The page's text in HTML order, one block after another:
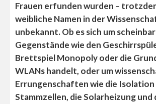
Frauen erfunden wurden –
weibliche Namen in der
unbekannt. Ob es sich um
Gegenstände wie den
Brettspiel Monopoly oder die
WLANs handelt, oder um
Errungenschaften wie die Isolation
Stammzellen, die Solarheizung und